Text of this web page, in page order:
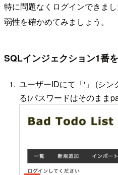
特に問題なくログインできま
弱性を確かめてみましょう。
SQLインジェクション1番
ユーザーIDにて「'」 (シン
る(パスワードはそのまま